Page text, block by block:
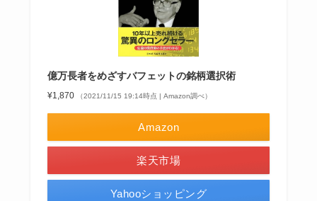
億万長者をめざすバフェットの銘柄選択術
¥1,870 （2021/11/15 19:14時点 | Amazon調べ）
Amazon
楽天市場
Yahooショッピング